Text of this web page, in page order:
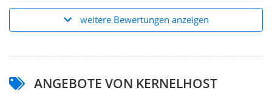
weitere Bewertungen anzeigen
ANGEBOTE VON KERNELHOST